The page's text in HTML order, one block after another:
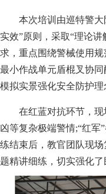
本次培训由巡特警
实效”原则，采取“理论
求，重点围绕警械使用
最小作战单元盾棍叉协
模拟实景强化安全防护
在红蓝对抗环节，
凶等复杂极端警情;“红军
练结束后，教官团队现
题精讲细练，切实强化了